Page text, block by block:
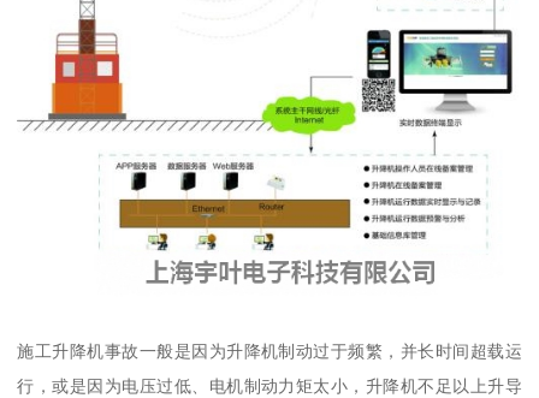
施工升降机事故一般是因为升降机制动过于频繁，并长时间超载运
行，或是因为电压过低、电机制动力矩太小，升降机不足以上升导